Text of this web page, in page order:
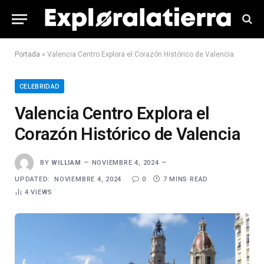
Portada » Valencia Centro Explora el Corazón Histórico de Valencia
CELEBRIDAD
Valencia Centro Explora el
Corazón Histórico de Valencia
BY WILLIAM NOVIEMBRE 4, 2024
UPDATED: NOVIEMBRE 4, 2024 0
7 MINS READ
4VIEWS